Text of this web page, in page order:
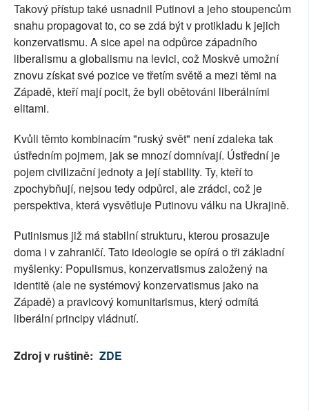
Takový přístup také usnadnil Putinovi a jeho stoupencům
snahu propagovat to, co se zdá být v protikladu k jejich
konzervatismu. A sice apel na odpůrce západního
liberalismu a globalismu na levici, což Moskvě umožní
znovu získat své pozice ve třetím světě a mezi těmi na
Západě, kteří mají pocit, že byli obětováni liberálními
elitami.
Kvůli těmto kombinacím "ruský svět" není zdaleka tak
ústředním pojmem, jak se mnozí domnívají. Ústřední je
pojem civilizační jednoty a její stability. Ty, kteří to
zpochybňují, nejsou tedy odpůrci, ale zrádci, což je
perspektiva, která vysvětluje Putinovu válku na Ukrajině.
Putinismus již má stabilní strukturu, kterou prosazuje
doma i v zahraničí. Tato ideologie se opírá o tři základní
myšlenky: Populismus, konzervatismus založený na
identitě (ale ne systémový konzervatismus jako na
Západě) a pravicový komunitarismus, který odmítá
liberální principy vládnutí.
Zdroj v ruštině: ZDE